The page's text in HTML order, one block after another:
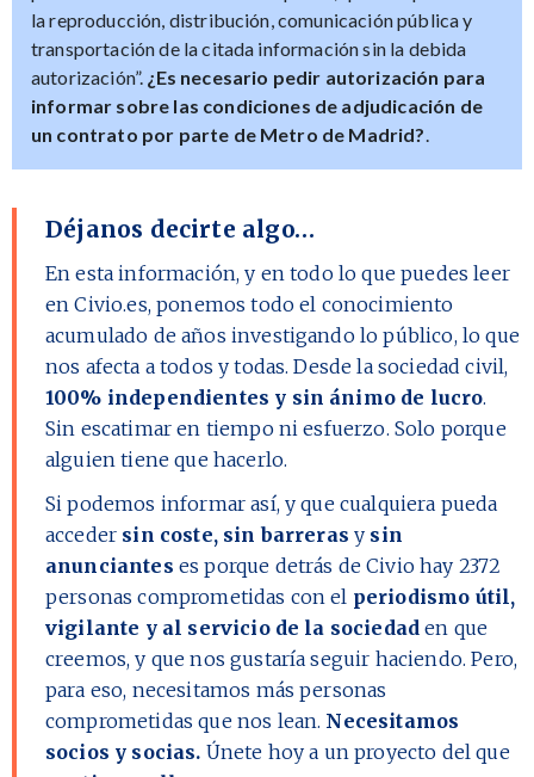
la reproducción, distribución, comunicación pública y
transportación de la citada información sin la debida
autorización”. ¿Es necesario pedir autorización para
informar sobre las condiciones de adjudicación de
un contrato por parte de Metro de Madrid?
Déjanos decirte algo…
En esta información, y en todo lo que puedes leer
en Civio.es, ponemos todo el conocimiento
acumulado de años investigando lo público, lo que
nos afecta a todos y todas. Desde la sociedad civil,
100% independientes y sin ánimo de lucro.
Sin escatimar en tiempo ni esfuerzo. Solo porque
alguien tiene que hacerlo.
Si podemos informar así, y que cualquiera pueda
acceder sin coste, sin barreras y sin
anunciantes es porque detrás de Civio hay 2372
personas comprometidas con el periodismo útil,
vigilante y al servicio de la sociedad en que
creemos, y que nos gustaría seguir haciendo. Pero,
para eso, necesitamos más personas
comprometidas que nos lean. Necesitamos
socios y socias. Únete hoy a un proyecto del que